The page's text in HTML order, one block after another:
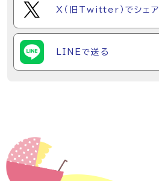
X（旧Twitter）でシェア
LINEで送る